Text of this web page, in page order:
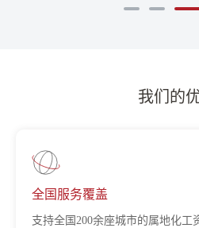
我们的
薪税社保一体化
协同考勤、绩效、补贴、社保、